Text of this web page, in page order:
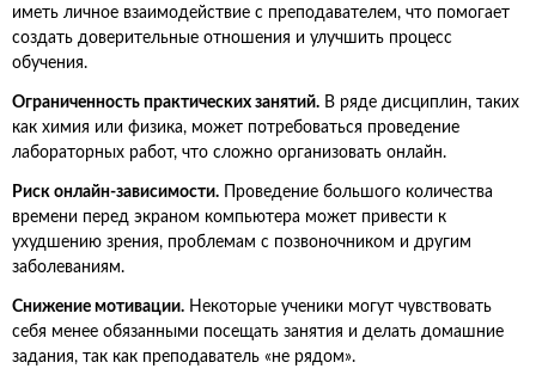
иметь личное взаимодействие с преподавателем, что помогает
создать доверительные отношения и улучшить процесс
обучения.
Ограниченность практических занятий. В ряде дисциплин, таких
как химия или физика, может потребоваться проведение
лабораторных работ, что сложно организовать онлайн.
Риск онлайн-зависимости. Проведение большого количества
времени перед экраном компьютера может привести к
ухудшению зрения, проблемам с позвоночником и другим
заболеваниям.
Снижение мотивации. Некоторые ученики могут чувствовать
себя менее обязанными посещать занятия и делать домашние
задания, так как преподаватель «не рядом».